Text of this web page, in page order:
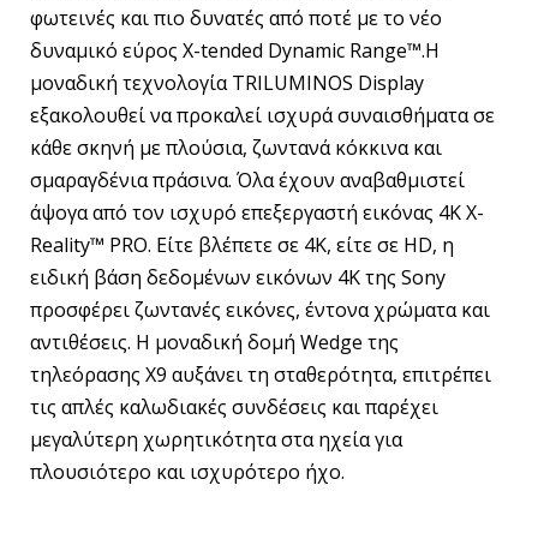
φωτεινές και πιο δυνατές από ποτέ με το νέο
δυναμικό εύρος X-tended Dynamic Range™.Η
μοναδική τεχνολογία TRILUMINOS Display
εξακολουθεί να προκαλεί ισχυρά συναισθήματα σε
κάθε σκηνή με πλούσια, ζωντανά κόκκινα και
σμαραγδένια πράσινα. Όλα έχουν αναβαθμιστεί
άψογα από τον ισχυρό επεξεργαστή εικόνας 4K X-
Reality™ PRO. Είτε βλέπετε σε 4K, είτε σε HD, η
ειδική βάση δεδομένων εικόνων 4K της Sony
προσφέρει ζωντανές εικόνες, έντονα χρώματα και
αντιθέσεις. Η μοναδική δομή Wedge της
τηλεόρασης X9 αυξάνει τη σταθερότητα, επιτρέπει
τις απλές καλωδιακές συνδέσεις και παρέχει
μεγαλύτερη χωρητικότητα στα ηχεία για
πλουσιότερο και ισχυρότερο ήχο.